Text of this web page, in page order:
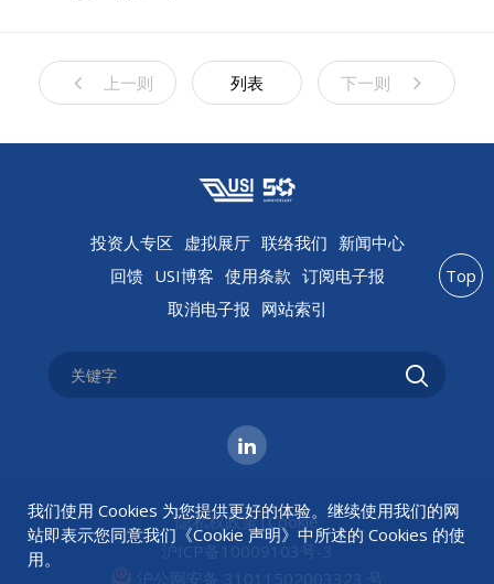
上一则 列表 下一则
投资人专区 虚拟展厅 联络我们 新闻中心
回馈 USI博客 使用条款 订阅电子报
取消电子报 网站索引
隐私权政策 |Cookie
沪ICP备10009103号-3
沪公网安备 31011502003323 号
Top
我们使用 Cookies 为您提供更好的体验。继续使用我们的网
站即表示您同意我们《Cookie 声明》中所述的 Cookies 的使
用。